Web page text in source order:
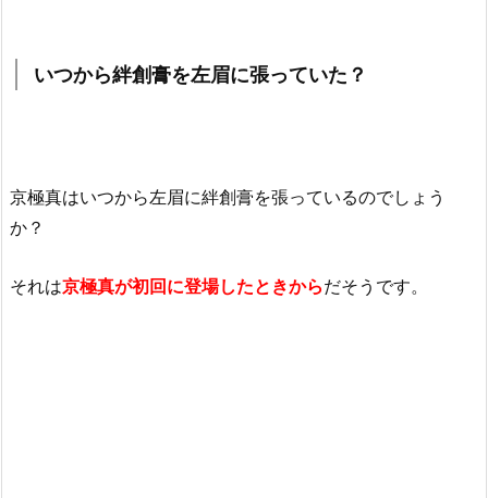
いつから絆創膏を左眉に張っていた？
京極真はいつから左眉に絆創膏を張っているのでしょう
か？
それは京極真が初回に登場したときからだそうです。